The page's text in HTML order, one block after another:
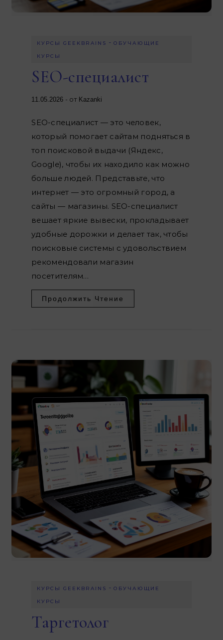
КУРСЫ GEEKBRAINS -ОБУЧАЮЩИЕ
КУРСЫ
SEO-специалист
11.05.2026 - от Kazanki
SEO-специалист — это человек,
который помогает сайтам подняться в
топ поисковой выдачи (Яндекс,
Google), чтобы их находило как можно
больше людей. Представьте, что
интернет — это огромный город, а
сайты — магазины. SEO-специалист
вешает яркие вывески, прокладывает
удобные дорожки и делает так, чтобы
поисковые системы с удовольствием
рекомендовали магазин
посетителям…
Продолжить Чтение
КУРСЫ GEEKBRAINS -ОБУЧАЮЩИЕ
КУРСЫ
Таргетолог